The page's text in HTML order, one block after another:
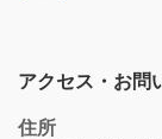
アクセス・お問
住所